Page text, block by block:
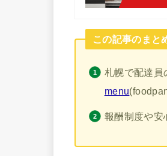
この記事のまと
札幌で配達員
menu
報酬制度や安